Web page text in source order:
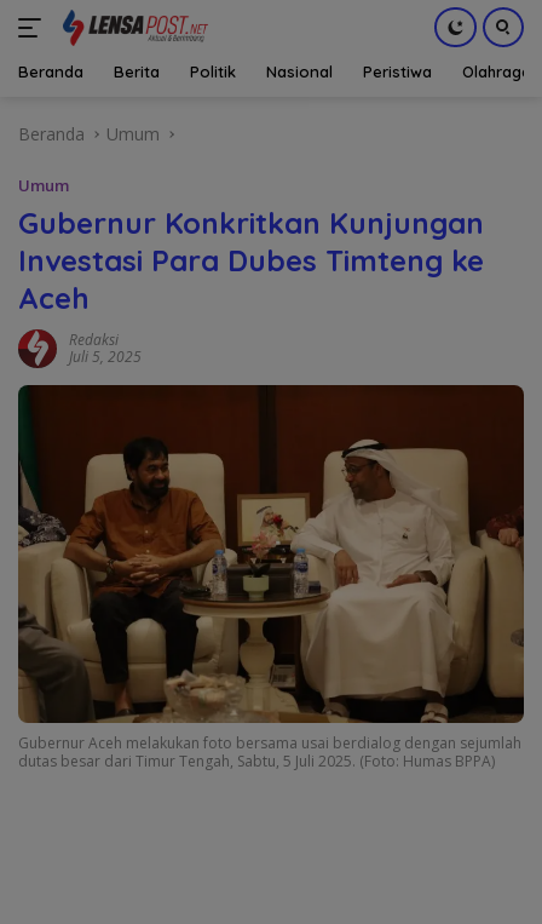
Beranda Berita Politik Nasional Peristiwa Olahraga
Beranda Umum
Umum
Gubernur Konkritkan Kunjungan
Investasi Para Dubes Timteng ke
Aceh
Redaksi
Juli 5, 2025
Gubernur Aceh melakukan foto bersama usai berdialog dengan sejumlah
dutas besar dari Timur Tengah, Sabtu, 5 Juli 2025. (Foto: Humas BPPA)